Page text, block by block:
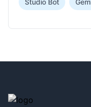
Studio Bot